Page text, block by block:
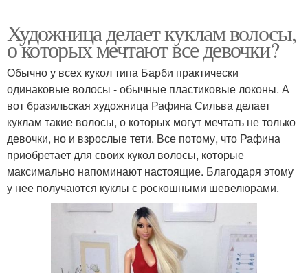
Художница делает куклам волосы,
о которых мечтают все девочки?
Обычно у всех кукол типа Барби практически
одинаковые волосы - обычные пластиковые локоны. А
вот бразильская художница Рафина Сильва делает
куклам такие волосы, о которых могут мечтать не только
девочки, но и взрослые тети. Все потому, что Рафина
приобретает для своих кукол волосы, которые
максимально напоминают настоящие. Благодаря этому
у нее получаются куклы с роскошными шевелюрами.